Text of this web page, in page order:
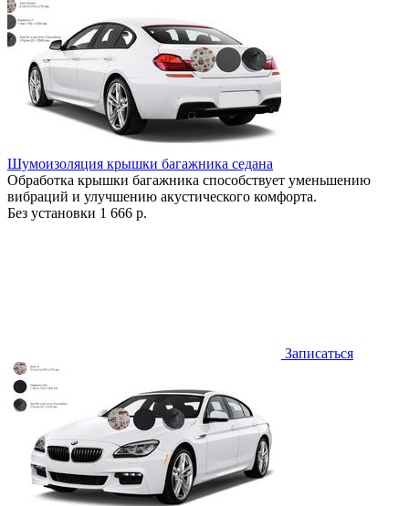
Шумоизоляция крышки багажника седана
Обработка крышки багажника способствует уменьшению
вибраций и улучшению акустического комфорта.
Без установки 1 666 р.
Записаться